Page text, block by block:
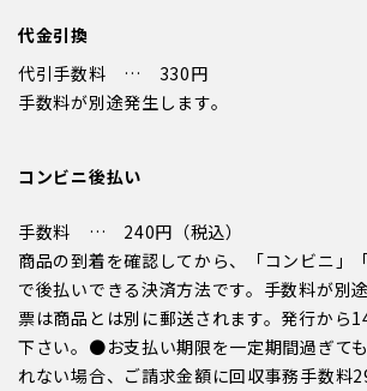
代金引換
代引手数料 … 330円
手数料が別途発生します。
コンビニ後払い
手数料 … 240円（税込）
商品の到着を確認してから、「コンビニ」
で後払いできる決済方法です。手数料が別
票は商品とは別に郵送されます。発行から
下さい。●お支払い期限を一定期間過ぎて
れない場合、ご請求金額に回収事務手数料